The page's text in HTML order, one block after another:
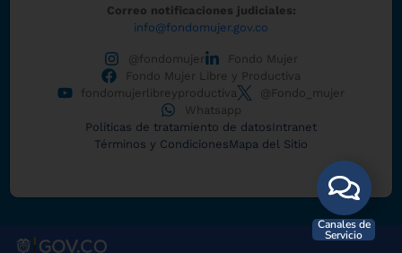
Correo notificaciones judiciales:
info@fondomujer.gov.co
@fondomujer
Fondo Mujer
Fondo Mujer Libre y Productiva
fondomujerlibreyproductiva
@Fondo_mujer
Whatsapp
Políticas de tratamiento de datosIntranet
Términos y CondicionesMapa del Sitio
Canales de
Servicio